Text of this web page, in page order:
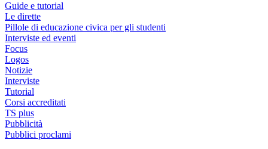
Guide e tutorial
Le dirette
Pillole di educazione civica per gli studenti
Interviste ed eventi
Focus
Logos
Notizie
Interviste
Tutorial
Corsi accreditati
TS plus
Pubblicità
Pubblici proclami